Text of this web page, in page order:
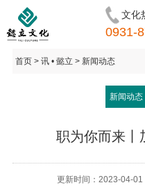
首页
讯 •
和 •
文化
0931-
首页 > 讯 • 懿立 > 新闻动态
新闻动态
职为你而来丨
更新时间：2023-04-